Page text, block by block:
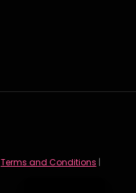
Terms and Conditions |